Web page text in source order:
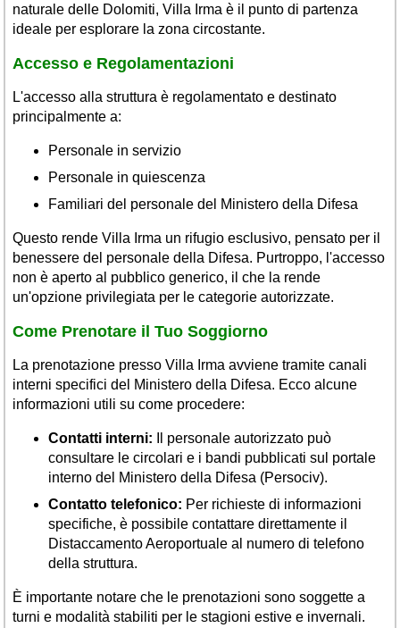
naturale delle Dolomiti, Villa Irma è il punto di partenza
ideale per esplorare la zona circostante.
Accesso e Regolamentazioni
L'accesso alla struttura è regolamentato e destinato
principalmente a:
Personale in servizio
Personale in quiescenza
Familiari del personale del Ministero della Difesa
Questo rende Villa Irma un rifugio esclusivo, pensato per il
benessere del personale della Difesa. Purtroppo, l'accesso
non è aperto al pubblico generico, il che la rende
un'opzione privilegiata per le categorie autorizzate.
Come Prenotare il Tuo Soggiorno
La prenotazione presso Villa Irma avviene tramite canali
interni specifici del Ministero della Difesa. Ecco alcune
informazioni utili su come procedere:
Contatti interni: Il personale autorizzato può
consultare le circolari e i bandi pubblicati sul portale
interno del Ministero della Difesa (Persociv).
Contatto telefonico: Per richieste di informazioni
specifiche, è possibile contattare direttamente il
Distaccamento Aeroportuale al numero di telefono
della struttura.
È importante notare che le prenotazioni sono soggette a
turni e modalità stabiliti per le stagioni estive e invernali.